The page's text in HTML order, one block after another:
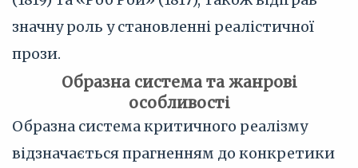
значну роль у становленні реалістичної
прози.
Образна система та жанрові
особливості
Образна система критичного реалізму
відзначається прагненням до конкретики